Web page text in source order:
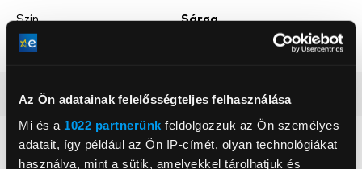
Az Ön adatainak felelősségteljes felhasználása
Mi és a 1022 partnerünk feldolgozzuk az Ön személyes
adatait, így például az Ön IP-címét, olyan technológiákat
használva, mint a sütik, amelyekkel tárolhatjuk és
Szín
Sárga
Gyári
Részletes ismertető
Neked ajánljuk